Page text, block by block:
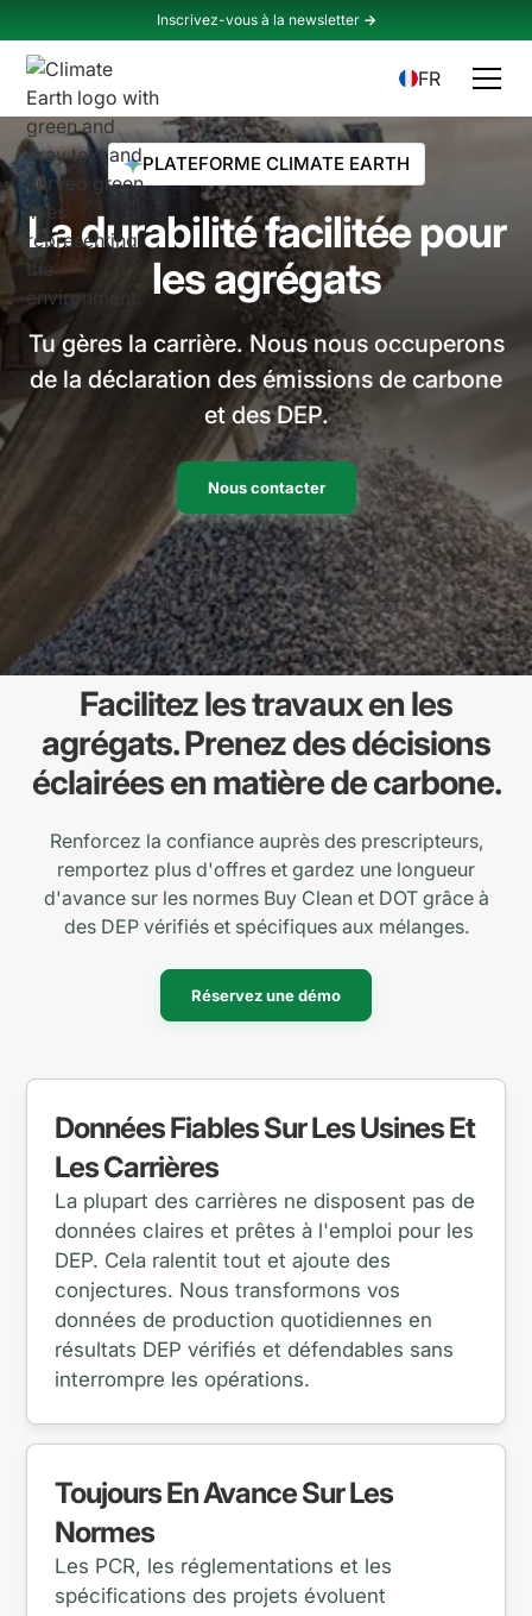
Inscrivez-vous à la newsletter ->
FR
PLATEFORME CLIMATE EARTH
La durabilité facilitée pour
les agrégats
Tu gères la carrière. Nous nous occuperons
de la déclaration des émissions de carbone
et des DEP.
Nous contacter
Facilitez les travaux en les
agrégats. Prenez des décisions
éclairées en matière de carbone.
Renforcez la confiance auprès des prescripteurs,
remportez plus d'offres et gardez une longueur
d'avance sur les normes Buy Clean et DOT grâce à
des DEP vérifiés et spécifiques aux mélanges.
Réservez une démo
Données Fiables Sur Les Usines Et
Les Carrières
La plupart des carrières ne disposent pas de
données claires et prêtes à l'emploi pour les
DEP. Cela ralentit tout et ajoute des
conjectures. Nous transformons vos
données de production quotidiennes en
résultats DEP vérifiés et défendables sans
interrompre les opérations.
Toujours En Avance Sur Les
Normes
Les PCR, les réglementations et les
spécifications des projets évoluent